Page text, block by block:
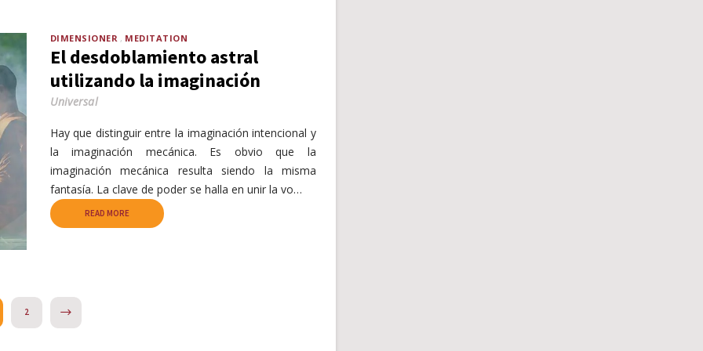
DIMENSIONER MEDITATION
El desdoblamiento astral
utilizando la imaginación
Universal
Hay que distinguir entre la imaginación intencional y
la imaginación mecánica. Es obvio que la
imaginación mecánica resulta siendo la misma
fantasía. La clave de poder se halla en unir la vo…
READ MORE
2